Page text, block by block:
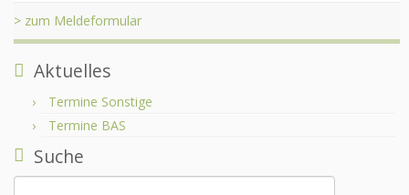
> zum Meldeformular
Aktuelles
Termine Sonstige
Termine BAS
Suche